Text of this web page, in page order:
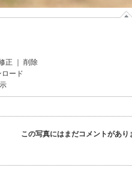
正
削除
ード
この写真にはまだコメントがあり